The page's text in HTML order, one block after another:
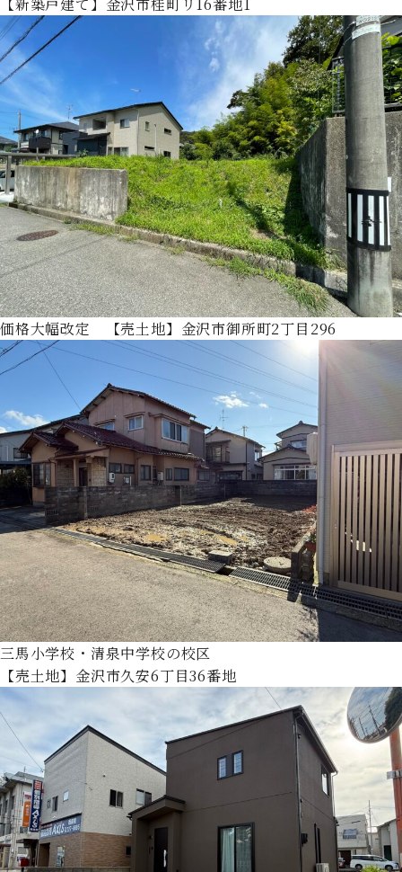
【新築戸建て】金沢市桂町リ16番地1
価格大幅改定 【売土地】金沢市御所町2丁目296
三馬小学校・清泉中学校の校区
【売土地】金沢市久安6丁目36番地